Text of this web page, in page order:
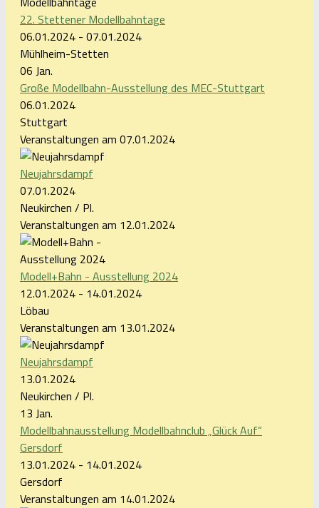
22. Stettener Modellbahntage
06.01.2024 - 07.01.2024
Mühlheim-Stetten
06 Jan.
Große Modellbahn-Ausstellung des MEC-Stuttgart
06.01.2024
Stuttgart
Veranstaltungen am 07.01.2024
Neujahrsdampf
07.01.2024
Neukirchen / Pl.
Veranstaltungen am 12.01.2024
Modell+Bahn - Ausstellung 2024
12.01.2024 - 14.01.2024
Löbau
Veranstaltungen am 13.01.2024
Neujahrsdampf
13.01.2024
Neukirchen / Pl.
13 Jan.
Modellbahnausstellung Modellbahnclub „Glück Auf“
Gersdorf
13.01.2024 - 14.01.2024
Gersdorf
Veranstaltungen am 14.01.2024